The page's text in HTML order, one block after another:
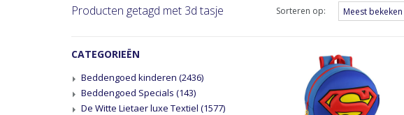
Producten getagd met 3d tasje Sorteren op:
CATEGORIEËN
Beddengoed kinderen (2436)
Beddengoed Specials (143)
De Witte Lietaer luxe Textiel (1577)